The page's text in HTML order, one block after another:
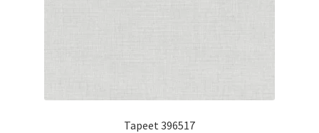
Tapeet 396517